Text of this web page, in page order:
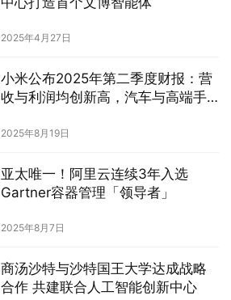
2025年4月27日
小米公布2025年第二季度财报：营
收与利润均创新高，汽车与高端手
2025年8月19日
亚太唯一！阿里云连续3年入选
Gartner容器管理「领导者」
2025年8月7日
商汤沙特与沙特国王大学达成战略
合作 共建联合人工智能创新中心